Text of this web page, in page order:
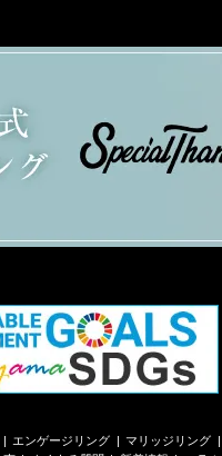
エンゲージリング マリッジリング